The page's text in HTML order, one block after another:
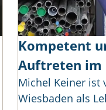
Kompetent
Auftreten im
Michel Keiner ist
Wiesbaden als